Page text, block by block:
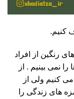
کنیم.
رنگین از افراد
نمی بینیم . از
کنیم ولی از
های زندگی را